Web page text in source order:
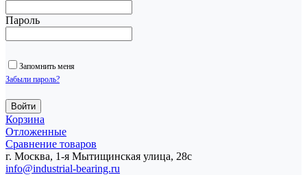
Пароль
Запомнить меня
Забыли пароль?
Корзина
Отложенные
Сравнение товаров
г. Москва, 1-я Мытищинская улица, 28с
info@industrial-bearing.ru